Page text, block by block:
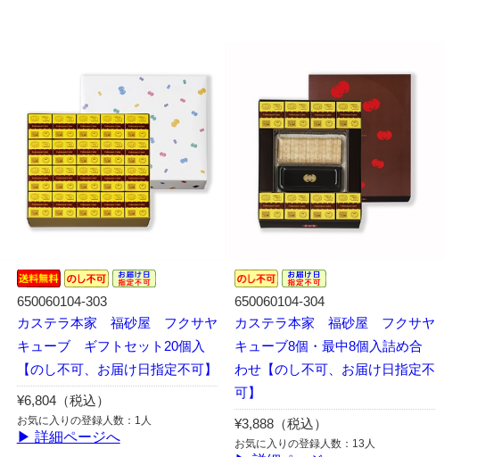
650060104-303
カステラ本家 福砂屋 フクサヤ
キューブ ギフトセット20個入
【のし不可、お届け日指定不可】
¥6,804（税込）
お気に入りの登録人数：1人
▶ 詳細ページへ
650060104-304
カステラ本家 福砂屋 フクサヤ
キューブ8個・最中8個入詰め合
わせ【のし不可、お届け日指定不
可】
¥3,888（税込）
お気に入りの登録人数：13人